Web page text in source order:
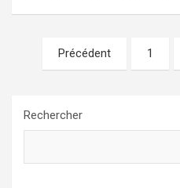
Pagination
des
Précédent 1
Rechercher